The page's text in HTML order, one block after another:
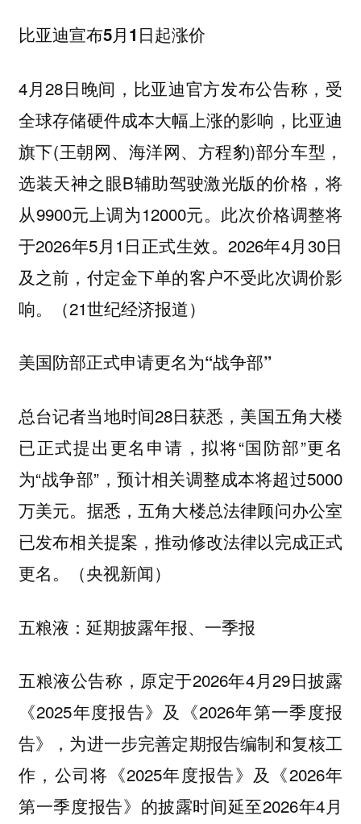
比亚迪宣布5月1日起涨价
4月28日晚间，比亚迪官方发布公告称，受
全球存储硬件成本大幅上涨的影响，比亚迪
旗下(王朝网、海洋网、方程豹)部分车型，
选装天神之眼B辅助驾驶激光版的价格，将
从9900元上调为12000元。此次价格调整将
于2026年5月1日正式生效。2026年4月30日
及之前，付定金下单的客户不受此次调价影
响。（21世纪经济报道）
美国防部正式申请更名为“战争部”
总台记者当地时间28日获悉，美国五角大楼
已正式提出更名申请，拟将“国防部”更名
为“战争部”，预计相关调整成本将超过5000
万美元。据悉，五角大楼总法律顾问办公室
已发布相关提案，推动修改法律以完成正式
更名。（央视新闻）
五粮液：延期披露年报、一季报
五粮液公告称，原定于2026年4月29日披露
《2025年度报告》及《2026年第一季度报
告》，为进一步完善定期报告编制和复核工
作，公司将《2025年度报告》及《2026年
第一季度报告》的披露时间延至2026年4月